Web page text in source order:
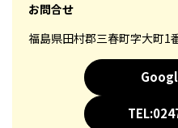
お問合せ
福島県田村郡三春町字大町1